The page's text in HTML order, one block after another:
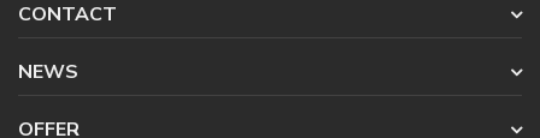
CONTACT
NEWS
OFFER